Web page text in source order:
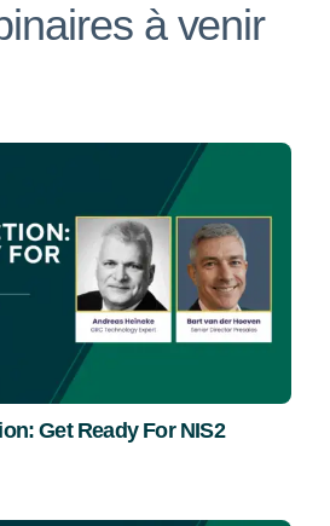
à venir
Get Ready For NIS2